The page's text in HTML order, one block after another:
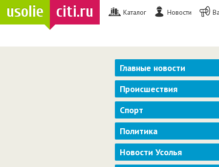
usolie citi.ru Каталог Новости
Главные новости
Происшествия
Спорт
Политика
Новости Усолья